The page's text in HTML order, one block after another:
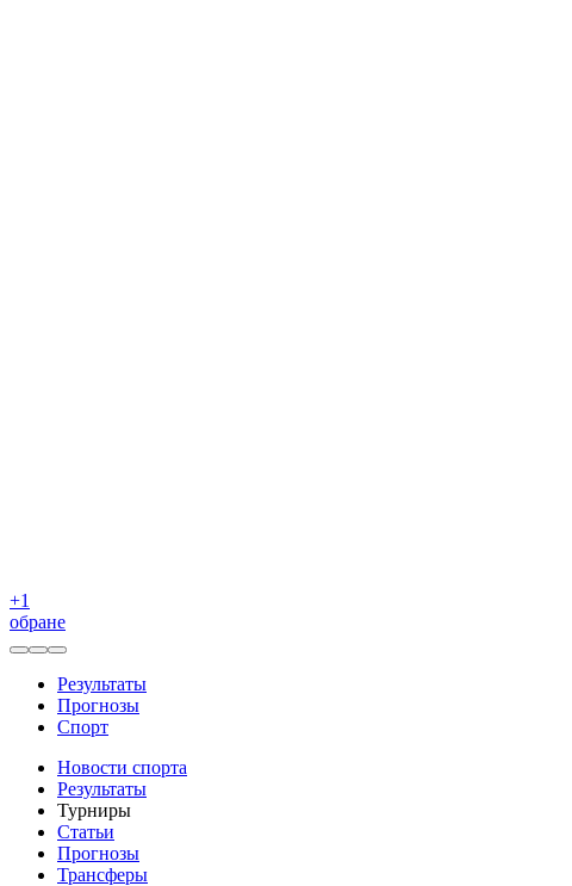
+1
обране
Результаты
Прогнозы
Спорт
Новости спорта
Результаты
Турниры
Статьи
Прогнозы
Трансферы